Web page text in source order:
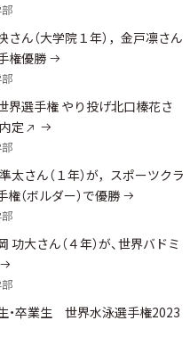
ん（大学院１年），金戸凛さん
権優勝
選手権 やり投げ北口榛花さ
定
さん（１年）が，スポーツクラ
（ボルダー）で優勝
大さん（４年）が、世界バドミ
卒業生 世界水泳選手権2023